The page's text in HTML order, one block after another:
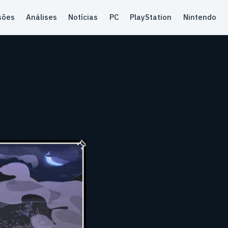
Análises Notícias PC PlayStation Nintendo